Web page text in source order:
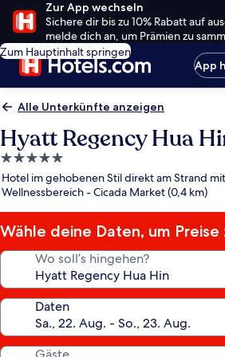
Zur App wechseln
Sichere dir bis zu 10% Rabatt auf
melde dich an, um Prämien zu
Zum Hauptinhalt springen
App
Alle Unterkünfte anzeigen
Hyatt Regency Hua
5.0-
Sterne-
Unterkunft
Hotel im gehobenen Stil direkt am Strand
Wellnessbereich - Cicada Market (0,4 km)
Wähle deine Daten, um Preise
Wo soll’s hingehen?
Daten